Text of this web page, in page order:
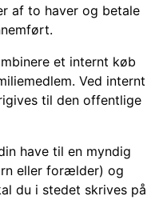
af to haver og betale
et internt køb
Ved internt
til den offentlige
have til en myndig
eller forælder) og
du i stedet skrives på